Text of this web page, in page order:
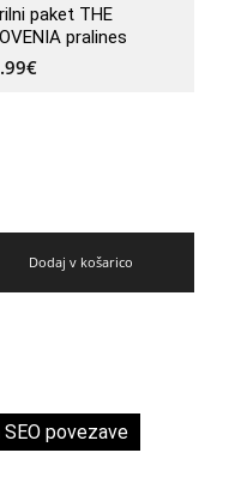
paket THE
pralines
€
Dodaj v košarico
povezave